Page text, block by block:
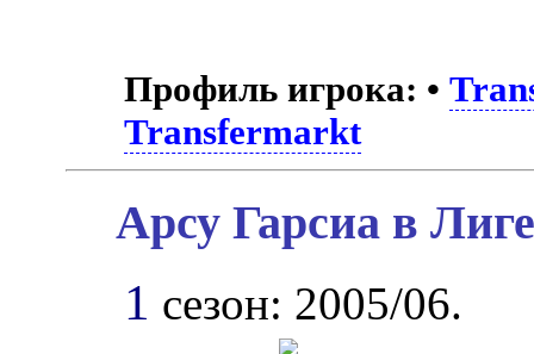
Профиль игрока: •
Transfermarkt
Арсу Гарсиа в
1 сезон: 2005/06.